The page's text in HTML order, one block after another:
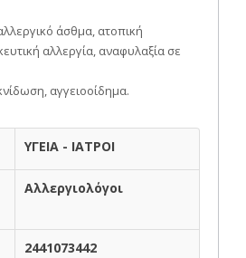
άσθμα, ατοπική
αλλεργία, αναφυλαξία σε
αγγειοοίδημα.
ΥΓΕΙΑ - ΙΑΤΡΟΙ
Αλλεργιολόγοι
2441073442